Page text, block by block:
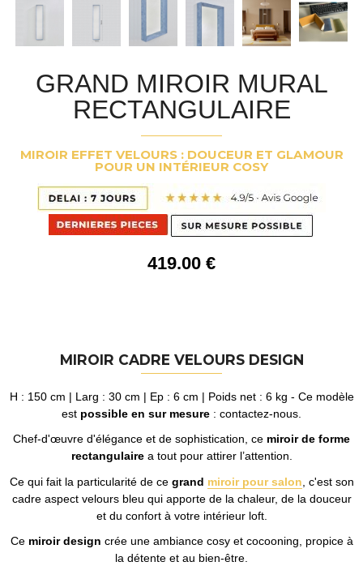
GRAND MIROIR MURAL
RECTANGULAIRE
MIROIR EFFET VELOURS : DOUCEUR ET GLAMOUR
POUR UN INTÉRIEUR COSY
419.00 €
MIROIR CADRE VELOURS DESIGN
H : 150 cm | Larg : 30 cm | Ep : 6 cm | Poids net : 6 kg - Ce modèle
est possible en sur mesure : contactez-nous.
Chef-d'œuvre d'élégance et de sophistication, ce miroir de forme
rectangulairea tout pour attirer l’attention.
Ce qui fait la particularité de ce grand miroir pour salon , c'est son
cadre aspect velours bleu qui apporte de la chaleur, de la douceur
et du confort à votre intérieur loft.
Ce miroir design crée une ambiance cosy et cocooning, propice à
la détente et au bien-être.